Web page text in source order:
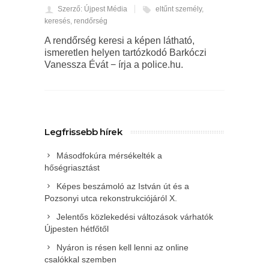
Szerző: Újpest Média eltűnt személy,
keresés, rendőrség
A rendőrség keresi a képen látható,
ismeretlen helyen tartózkodó Barkóczi
Vanessza Évát − írja a police.hu.
Legfrissebb hírek
Másodfokúra mérsékelték a
hőségriasztást
Képes beszámoló az István út és a
Pozsonyi utca rekonstrukciójáról X.
Jelentős közlekedési változások várhatók
Újpesten hétfőtől
Nyáron is résen kell lenni az online
csalókkal szemben